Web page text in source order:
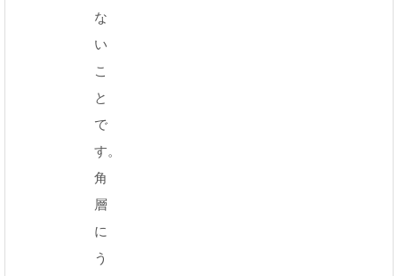
な
い
こ
と
で
す。
角
層
に
う